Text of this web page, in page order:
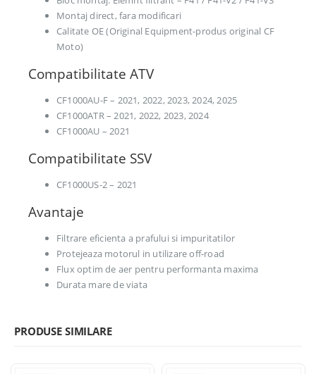
Montaj direct, fara modificari
Calitate OE (Original Equipment-produs original CF
Moto)
Compatibilitate ATV
CF1000AU-F – 2021, 2022, 2023, 2024, 2025
CF1000ATR – 2021, 2022, 2023, 2024
CF1000AU – 2021
Compatibilitate SSV
CF1000US-2 – 2021
Avantaje
Filtrare eficienta a prafului si impuritatilor
Protejeaza motorul in utilizare off-road
Flux optim de aer pentru performanta maxima
Durata mare de viata
PRODUSE SIMILARE